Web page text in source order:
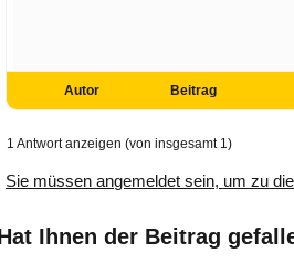
Autor Beitrag
1 Antwort anzeigen (von insgesamt 1)
Sie müssen angemeldet sein, um zu
Ihnen der Beitrag